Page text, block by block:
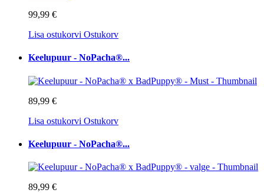
99,99 €
Lisa ostukorvi Ostukorv
Keelupuur - NoPacha®...
89,99 €
Lisa ostukorvi Ostukorv
Keelupuur - NoPacha®...
89,99 €